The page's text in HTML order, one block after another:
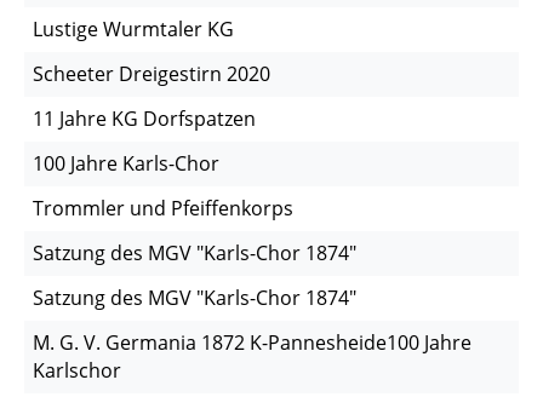
Lustige Wurmtaler KG
Scheeter Dreigestirn 2020
11 Jahre KG Dorfspatzen
100 Jahre Karls-Chor
Trommler und Pfeiffenkorps
Satzung des MGV "Karls-Chor 1874"
Satzung des MGV "Karls-Chor 1874"
M. G. V. Germania 1872 K-Pannesheide100 Jahre
Karlschor